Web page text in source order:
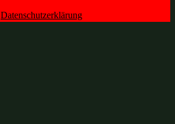
Datenschutzerklärung